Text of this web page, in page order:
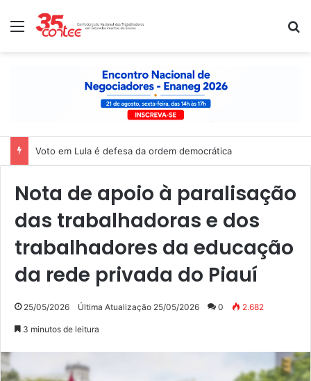
Menu
Voto em Lula é defesa da ordem democrática
Nota de apoio à paralisação
das trabalhadoras e dos
trabalhadores da educação
da rede privada do Piauí
25/05/2026 Última Atualização 25/05/2026 0 2.682
3 minutos de leitura